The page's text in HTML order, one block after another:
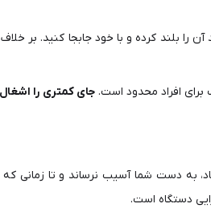
و با خود جابجا کنید. بر خلاف مدل 4233 این
افراد محدود است.جای کمتری را
به دست شما آسیب نرساند و تا زمانی که
دستگاه است.